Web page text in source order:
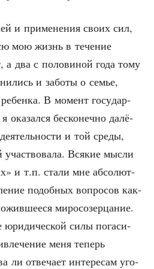
и при­ме­не­ния сво­их сил,
мою жизнь в тече­ние
а два с поло­ви­ной года тому
и забо­ты о семье,
В момент госу­дар­
ока­зал­ся бес­ко­неч­но далё­
и той сре­ды,
участ­во­ва­ла. Вся­кие мыс­ли
и т.п. ста­ли мне абсо­лют­
подоб­ных вопро­сов как-
миро­со­зер­ца­ние.
силы пога­си­
меня теперь
ли отве­ча­ет инте­ре­сам уго­